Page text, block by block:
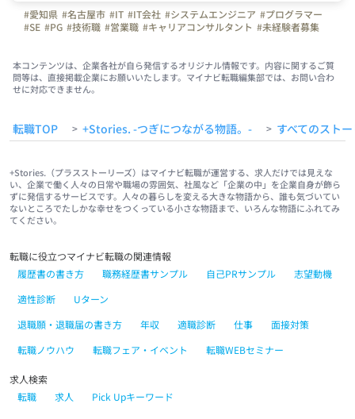
#愛知県 #名古屋市 #IT #IT会社 #システムエンジニア #プログラマー
#SE #PG #技術職 #営業職 #キャリアコンサルタント #未経験者募集
#💻 #明るい会社 #繋がりを大切に #色とりどりの未来をITで
#パレットリンク #パレットリンクブログ #イベント #2月イベント
本コンテンツは、企業各社が自ら発信するオリジナル情報です。内容に関するご質
問等は、直接掲載企業にお願いいたします。マイナビ転職編集部では、お問い合わ
せに対応できません。
転職TOP > +Stories. -つぎにつながる物語。- > すべてのスト
+Stories.（プラスストーリーズ）はマイナビ転職が運営する、求人だけでは見えな
い、企業で働く人々の日常や職場の雰囲気、社風など「企業の中」を企業自身が飾ら
ずに発信するサービスです。人々の暮らしを変える大きな物語から、誰も気づいてい
ないところでたしかな幸せをつくっている小さな物語まで、いろんな物語にふれてみ
てください。
転職に役立つマイナビ転職の関連情報
履歴書の書き方
職務経歴書サンプル 自己PRサンプル
志望動機
適性診断
Uターン
退職願・退職届の書き方
年収 適職診断 仕事
面接対策
転職ノウハウ
転職フェア・イベント 転職WEBセミナー
求人検索
転職
求人 Pick Upキーワード